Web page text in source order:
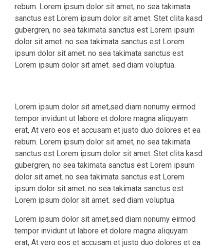
rebum. Lorem ipsum dolor sit amet, no sea takimata
sanctus est Lorem ipsum dolor sit amet. Stet clita kasd
gubergren, no sea takimata sanctus est Lorem ipsum
dolor sit amet. no sea takimata sanctus est Lorem
ipsum dolor sit amet. no sea takimata sanctus est
Lorem ipsum dolor sit amet. sed diam voluptua.
Lorem ipsum dolor sit amet,sed diam nonumy eirmod
tempor invidunt ut labore et dolore magna aliquyam
erat, At vero eos et accusam et justo duo dolores et ea
rebum. Lorem ipsum dolor sit amet, no sea takimata
sanctus est Lorem ipsum dolor sit amet. Stet clita kasd
gubergren, no sea takimata sanctus est Lorem ipsum
dolor sit amet. no sea takimata sanctus est Lorem
ipsum dolor sit amet. no sea takimata sanctus est
Lorem ipsum dolor sit amet. sed diam voluptua.
Lorem ipsum dolor sit amet,sed diam nonumy eirmod
tempor invidunt ut labore et dolore magna aliquyam
erat, At vero eos et accusam et justo duo dolores et ea